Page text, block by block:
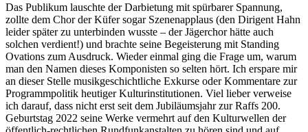
Das Publikum lauschte der Darbietung mit spürbarer Spannung,
zollte dem Chor der Küfer sogar Szenenapplaus (den Dirigent Hahn
leider später zu unterbinden wusste – der Jägerchor hätte auch
solchen verdient!) und brachte seine Begeisterung mit Standing
Ovations zum Ausdruck. Wieder einmal ging die Frage um, warum
man den Namen dieses Komponisten so selten hört. Ich erspare mir
an dieser Stelle musikgeschichtliche Exkurse oder Kommentare zur
Programmpolitik heutiger Kulturinstitutionen. Viel lieber verweise
ich darauf, dass nicht erst seit dem Jubiläumsjahr zur Raffs 200.
Geburtstag 2022 seine Werke vermehrt auf den Kulturwellen der